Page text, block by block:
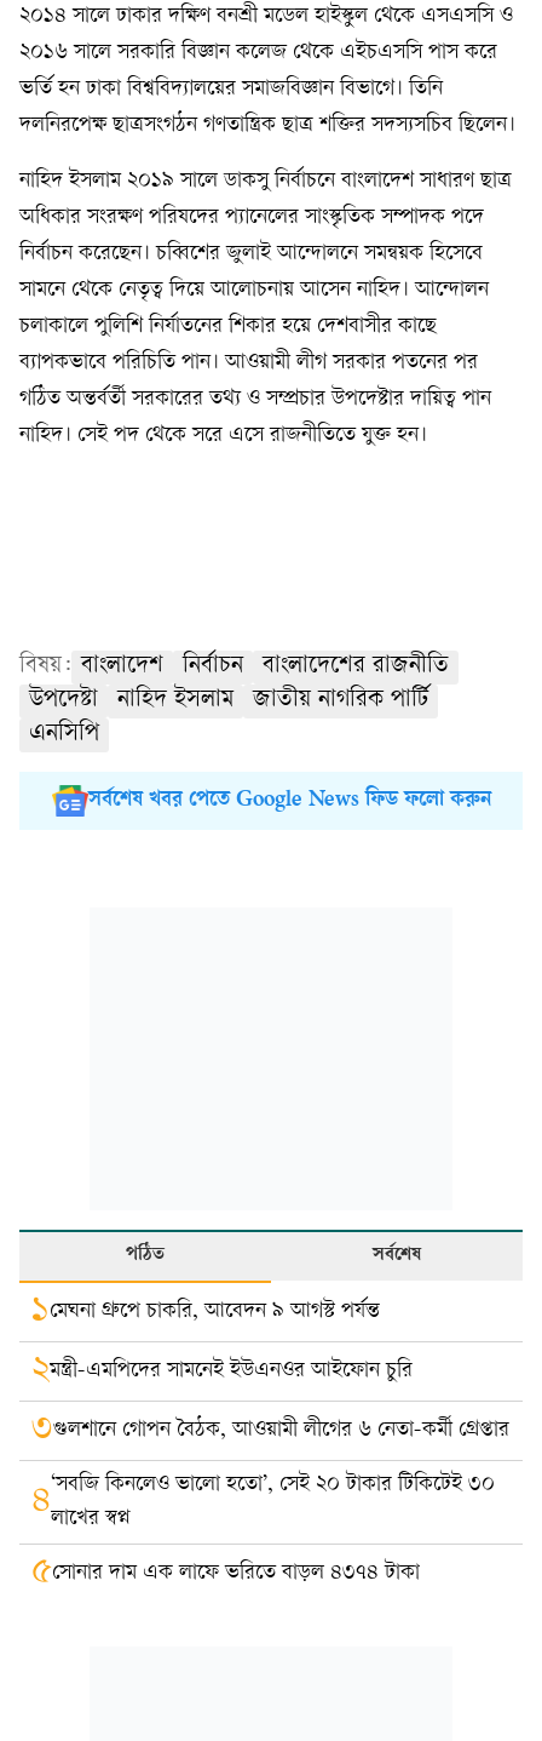
২০১৪ সালে ঢাকার দক্ষিণ বনশ্রী মডেল হাইস্কুল থেকে এসএসসি ও
২০১৬ সালে সরকারি বিজ্ঞান কলেজ থেকে এইচএসসি পাস করে
ভর্তি হন ঢাকা বিশ্ববিদ্যালয়ের সমাজবিজ্ঞান বিভাগে। তিনি
দলনিরপেক্ষ ছাত্রসংগঠন গণতান্ত্রিক ছাত্র শক্তির সদস্যসচিব ছিলেন।
নাহিদ ইসলাম ২০১৯ সালে ডাকসু নির্বাচনে বাংলাদেশ সাধারণ ছাত্র
অধিকার সংরক্ষণ পরিষদের প্যানেলের সাংস্কৃতিক সম্পাদক পদে
নির্বাচন করেছেন। চব্বিশের জুলাই আন্দোলনে সমন্বয়ক হিসেবে
সামনে থেকে নেতৃত্ব দিয়ে আলোচনায় আসেন নাহিদ। আন্দোলন
চলাকালে পুলিশি নির্যাতনের শিকার হয়ে দেশবাসীর কাছে
ব্যাপকভাবে পরিচিতি পান। আওয়ামী লীগ সরকার পতনের পর
গঠিত অন্তর্বর্তী সরকারের তথ্য ও সম্প্রচার উপদেষ্টার দায়িত্ব পান
নাহিদ। সেই পদ থেকে সরে এসে রাজনীতিতে যুক্ত হন।
বিষয়: বাংলাদেশ নির্বাচন
বাংলাদেশের রাজনীতি
উপদেষ্টা
নাহিদ ইসলাম
জাতীয় নাগরিক পার্টি
এনসিপি
সর্বশেষ খবর পেতে Google News ফিড ফলো করুন
পঠিত সর্বশেষ
১মেঘনা গ্রুপে চাকরি, আবেদন ৯ আগস্ট পর্যন্ত
২মন্ত্রী-এমপিদের সামনেই ইউএনওর আইফোন চুরি
৩গুলশানে গোপন বৈঠক, আওয়ামী লীগের ৬ নেতা-কর্মী গ্রেপ্তার
৪‘সবজি কিনলেও ভালো হতো’, সেই ২০ টাকার টিকিটেই ৩০
লাখের স্বপ্ন
৫সোনার দাম এক লাফে ভরিতে বাড়ল ৪৩৭৪ টাকা